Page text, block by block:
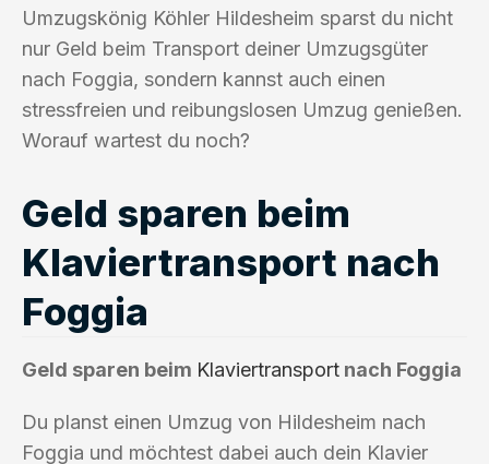
Umzugskönig Köhler Hildesheim sparst du nicht
nur Geld beim Transport deiner Umzugsgüter
nach Foggia, sondern kannst auch einen
stressfreien und reibungslosen Umzug genießen.
Worauf wartest du noch?
Geld sparen beim
Klaviertransport nach
Foggia
Geld sparen beim Klaviertransport nach Foggia
Du planst einen Umzug von Hildesheim nach
Foggia und möchtest dabei auch dein Klavier